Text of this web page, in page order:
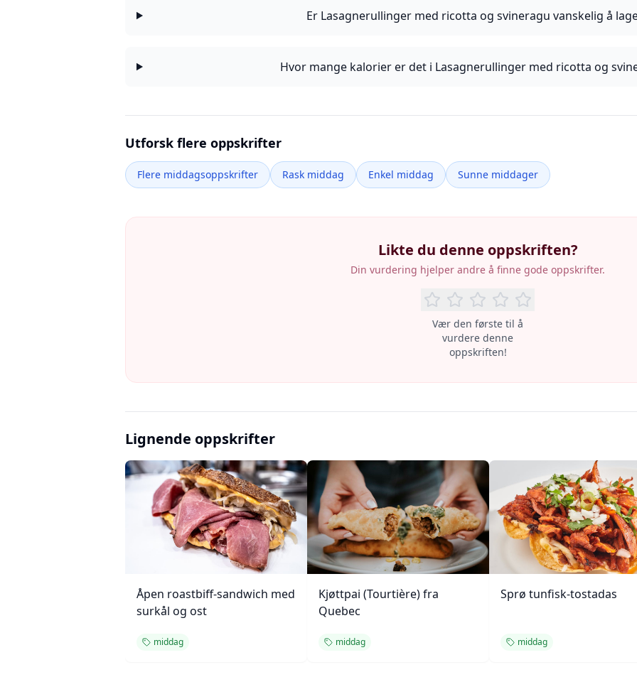
Er Lasagnerullinger med ricotta og svineragu vanskelig å
Hvor mange kalorier er det i Lasagnerullinger med ricotta og
Utforsk flere oppskrifter
Flere middagsoppskrifter Rask middag Enkel middag Sunne middager
Likte du denne oppskriften?
Din vurdering hjelper andre å finne gode oppskrifter.
Vær den første til å
vurdere denne
oppskriften!
Lignende oppskrifter
Åpen roastbiff-sandwich med
surkål og ost
middag
Kjøttpai (Tourtière) fra
Quebec
middag
Sprø tunfisk-tostadas
middag